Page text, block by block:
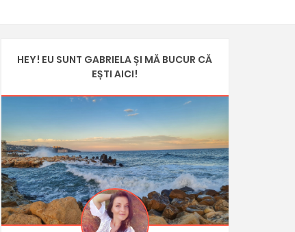
HEY! EU SUNT GABRIELA ȘI MĂ BUCUR CĂ
EȘTI AICI!